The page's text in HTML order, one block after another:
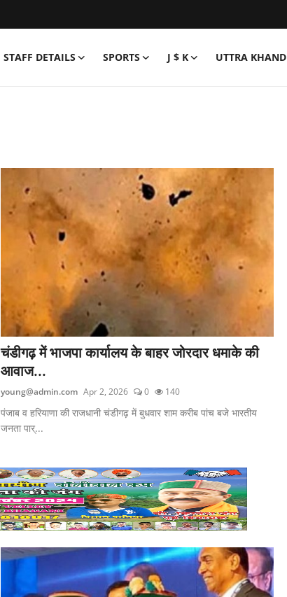
STAFF DETAILS SPORTS J $ K UTTRA KHAND
चंडीगढ़ में भाजपा कार्यालय के बाहर जोरदार धमाके की
आवाज...
young@admin.com Apr 2, 2026 0 140
पंजाब व हरियाणा की राजधानी चंडीगढ़ में बुधवार शाम करीब पांच बजे भारतीय
जनता पार्...